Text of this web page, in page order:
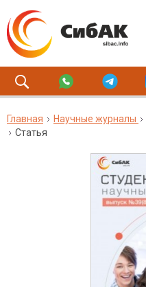
Главная Научные журналы
Статья